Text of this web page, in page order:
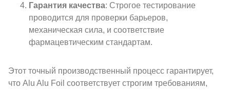
Гарантия качества: Строгое тестирование
проводится для проверки барьеров,
механическая сила, и соответствие
фармацевтическим стандартам.
Этот точный производственный процесс гарантирует,
что Alu Alu Foil соответствует строгим требованиям,